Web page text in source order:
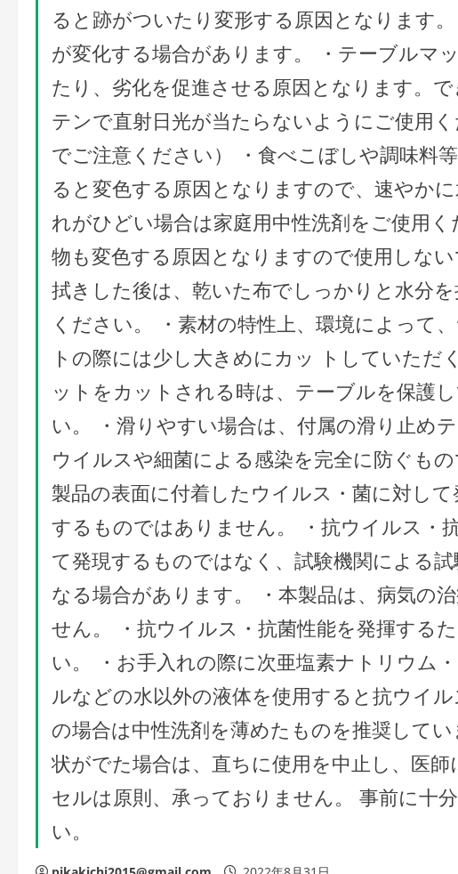
ると跡がついたり変形する原因となります
が変化する場合があります。 ・テーブルマ
たり、劣化を促進させる原因となります。
テンで直射日光が当たらないようにご使用
でご注意ください） ・食べこぼしや調味料
ると変色する原因となりますので、速やか
れがひどい場合は家庭用中性洗剤をご使用
物も変色する原因となりますので使用しな
拭きした後は、乾いた布でしっかりと水分
ください。 ・素材の特性上、環境によって
トの際には少し大きめにカッ トしていただ
ットをカットされる時は、テーブルを保護
い。 ・滑りやすい場合は、付属の滑り止め
ウイルスや細菌による感染を完全に防ぐも
製品の表面に付着したウイルス・菌に対し
するものではありません。 ・抗ウイルス・
て発現するものではなく、試験機関による
なる場合があります。 ・本製品は、病気の
せん。 ・抗ウイルス・抗菌性能を発揮する
い。 ・お手入れの際に次亜塩素ナトリウム
ルなどの水以外の液体を使用すると抗ウイ
の場合は中性洗剤を薄めたものを推奨して
状がでた場合は、直ちに使用を中止し、医
セルは原則、承っておりません。 事前に十
い。